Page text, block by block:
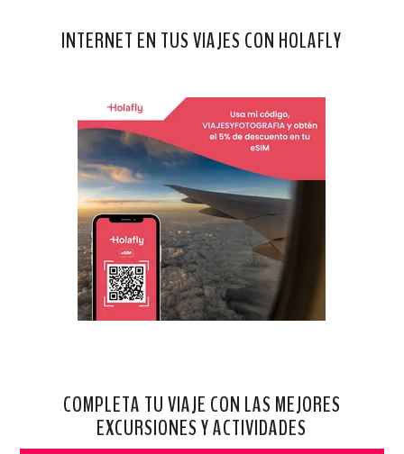
INTERNET EN TUS VIAJES CON HOLAFLY
COMPLETA TU VIAJE CON LAS MEJORES
EXCURSIONES Y ACTIVIDADES